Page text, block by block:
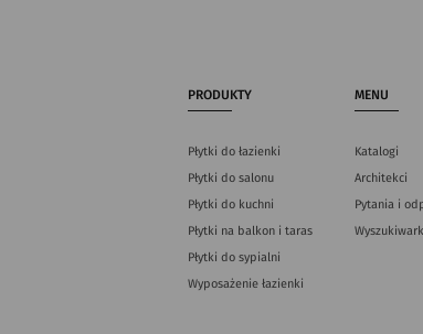
PRODUKTY
Płytki do łazienki
Płytki do salonu
Płytki do kuchni
Płytki na balkon i taras
Płytki do sypialni
Wyposażenie łazienki
MENU
Katalogi
Architekci
Pytania i